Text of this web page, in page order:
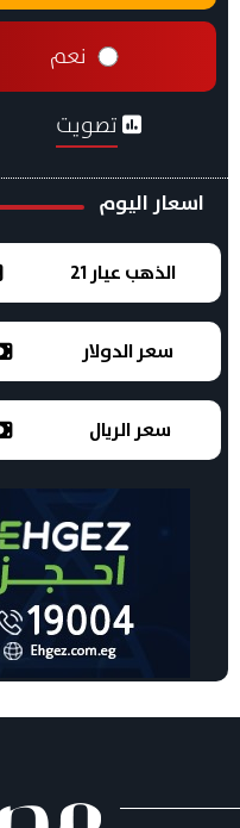
نعم
تصويت
اسعار اليوم
الذهب عيار 21
سعر الدولار
سعر الريال